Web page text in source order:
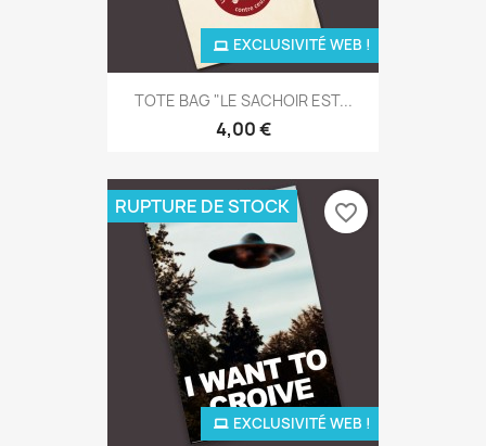
TOTE BAG "LE SACHOIR EST...
4,00 €
EXCLUSIVITÉ WEB !
EXCLUSIVITÉ WEB !
RUPTURE DE STOCK favorite_border